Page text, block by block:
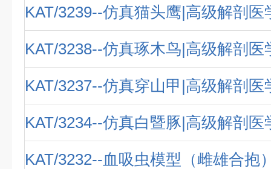
KAT/3239--仿真猫头鹰|高级解剖医
KAT/3238--仿真琢木鸟|高级解剖医
KAT/3237--仿真穿山甲|高级解剖医
KAT/3234--仿真白暨豚|高级解剖医
KAT/3232--血吸虫模型（雌雄合抱